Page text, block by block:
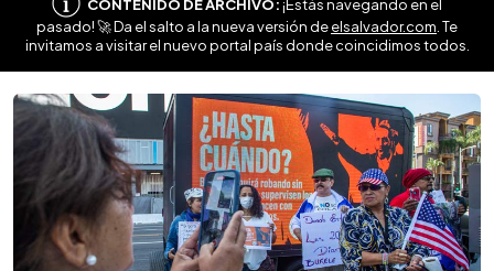
CONTENIDO DE ARCHIVO:¡Estás navegando en el
pasado! 🚀 Da el salto a la nueva versión deelsalvador.com . Te
invitamos a visitar el nuevo portal país donde coincidimos todos.